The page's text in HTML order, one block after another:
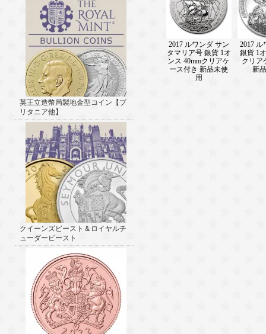
英王立造幣局製地金型コイン【ブ
リタニア他】
クイーンズビースト＆ロイヤルチ
ューダービースト
2017 ルワンダ サン
タマリア号 銀貨 1オ
ンス 40mmクリアケ
ース付き 新品未使
用
2017 ル
銀貨 1
クリア
新